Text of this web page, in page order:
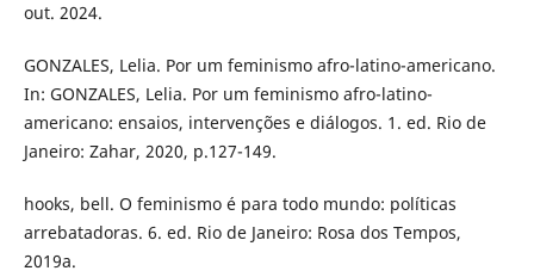
out. 2024.
GONZALES, Lelia. Por um feminismo afro-latino-americano.
In: GONZALES, Lelia. Por um feminismo afro-latino-
americano: ensaios, intervenções e diálogos. 1. ed. Rio de
Janeiro: Zahar, 2020, p.127-149.
hooks, bell. O feminismo é para todo mundo: políticas
arrebatadoras. 6. ed. Rio de Janeiro: Rosa dos Tempos,
2019a.